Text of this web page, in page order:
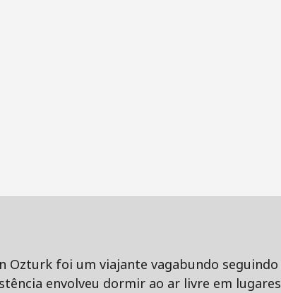
Ozturk foi um viajante vagabundo seguindo
envolveu dormir ao ar livre em lugares